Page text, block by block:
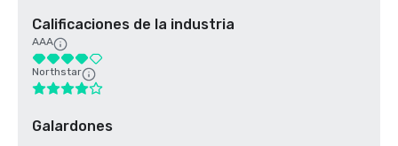
Calificaciones de la industria
AAA
Northstar
Galardones